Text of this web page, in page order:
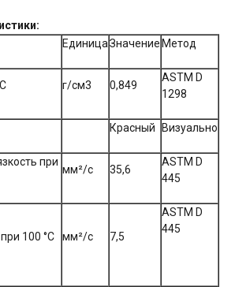
ЕдиницаЗначение Метод
г/см3 0,849
ASTM D
1298
Красный Визуально
при
мм²/с 35,6
ASTM D
445
°С мм²/с 7,5
ASTM D
445